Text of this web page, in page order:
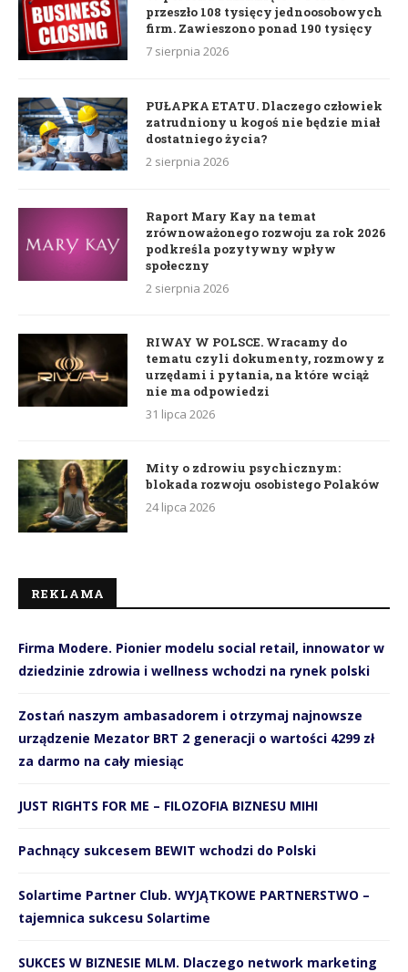
przeszło 108 tysięcy jednoosobowych
firm. Zawieszono ponad 190 tysięcy
7 sierpnia 2026
PUŁAPKA ETATU. Dlaczego człowiek
zatrudniony u kogoś nie będzie miał
dostatniego życia?
2 sierpnia 2026
Raport Mary Kay na temat
zrównoważonego rozwoju za rok 2026
podkreśla pozytywny wpływ
społeczny
2 sierpnia 2026
RIWAY W POLSCE. Wracamy do
tematu czyli dokumenty, rozmowy z
urzędami i pytania, na które wciąż
nie ma odpowiedzi
31 lipca 2026
Mity o zdrowiu psychicznym:
blokada rozwoju osobistego Polaków
24 lipca 2026
REKLAMA
Firma Modere. Pionier modelu social retail, innowator w
dziedzinie zdrowia i wellness wchodzi na rynek polski
Zostań naszym ambasadorem i otrzymaj najnowsze
urządzenie Mezator BRT 2 generacji o wartości 4299 zł
za darmo na cały miesiąc
JUST RIGHTS FOR ME – FILOZOFIA BIZNESU MIHI
Pachnący sukcesem BEWIT wchodzi do Polski
Solartime Partner Club. WYJĄTKOWE PARTNERSTWO –
tajemnica sukcesu Solartime
SUKCES W BIZNESIE MLM. Dlaczego network marketing